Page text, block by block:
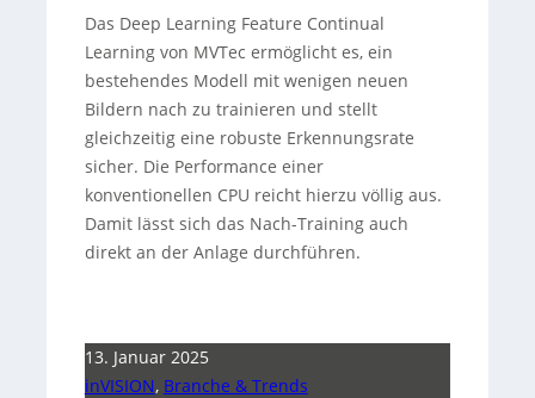
Das Deep Learning Feature Continual
Learning von MVTec ermöglicht es, ein
bestehendes Modell mit wenigen neuen
Bildern nach zu trainieren und stellt
gleichzeitig eine robuste Erkennungsrate
sicher. Die Performance einer
konventionellen CPU reicht hierzu völlig aus.
Damit lässt sich das Nach-Training auch
direkt an der Anlage durchführen.
13. Januar 2025
inVISION, Branche & Trends